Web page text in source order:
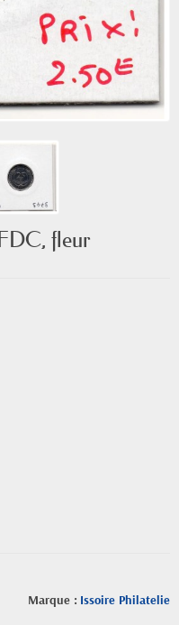
fleur
Marque : Issoire Philatelie